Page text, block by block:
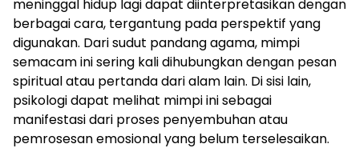
meninggal hidup lagi dapat diinterpretasikan dengan
berbagai cara, tergantung pada perspektif yang
digunakan. Dari sudut pandang agama, mimpi
semacam ini sering kali dihubungkan dengan pesan
spiritual atau pertanda dari alam lain. Di sisi lain,
psikologi dapat melihat mimpi ini sebagai
manifestasi dari proses penyembuhan atau
pemrosesan emosional yang belum terselesaikan.